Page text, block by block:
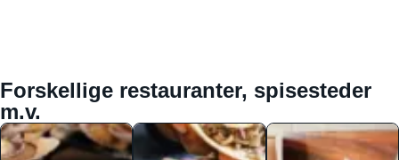
Forskellige restauranter, spisesteder
m.v.